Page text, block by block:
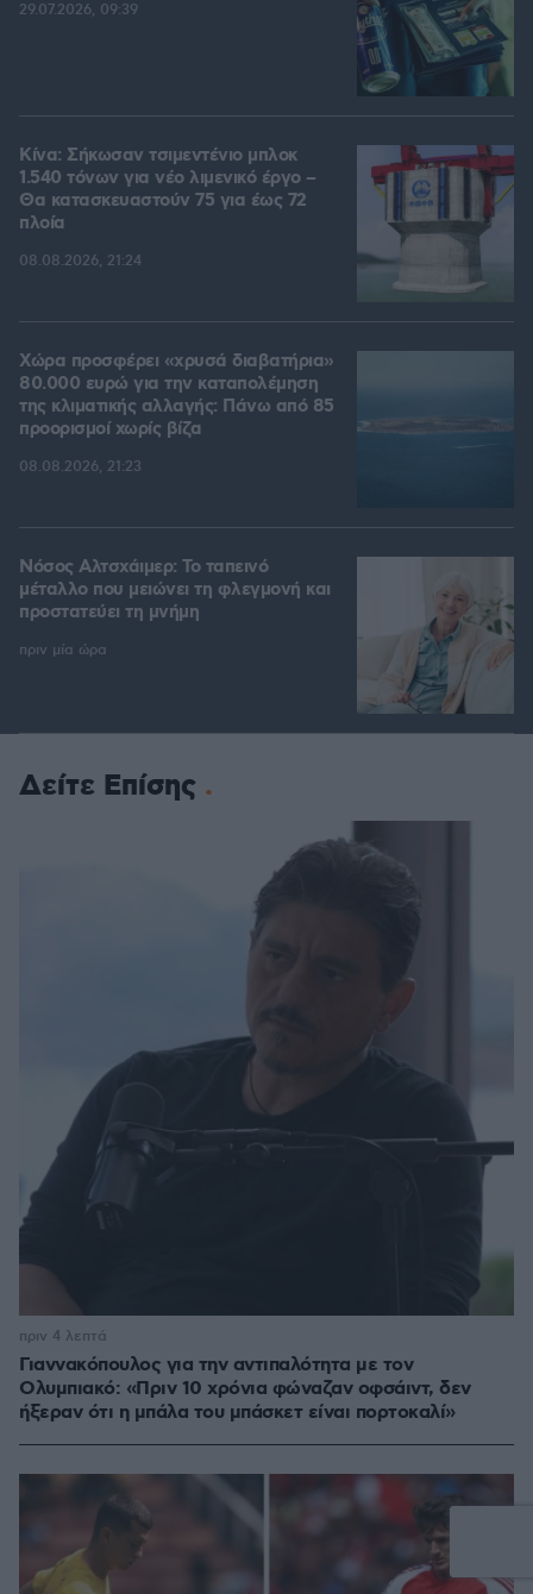
29.07.2026, 09:39
Κίνα: Σήκωσαν τσιμεντένιο μπλοκ
1.540 τόνων για νέο λιμενικό έργο –
Θα κατασκευαστούν 75 για έως 72
πλοία
08.08.2026, 21:24
Χώρα προσφέρει «χρυσά διαβατήρια»
80.000 ευρώ για την καταπολέμηση
της κλιματικής αλλαγής: Πάνω από 85
προορισμοί χωρίς βίζα
08.08.2026, 21:23
Νόσος Αλτσχάιμερ: Το ταπεινό
μέταλλο που μειώνει τη φλεγμονή και
προστατεύει τη μνήμη
πριν μία ώρα
Δείτε Επίσης
Γιαννακόπουλος για την αντιπαλότητα με τον
Ολυμπιακό: «Πριν 10 χρόνια φώναζαν οφσάιντ, δεν
ήξεραν ότι η μπάλα του μπάσκετ είναι πορτοκαλί»
πριν 4 λεπτά